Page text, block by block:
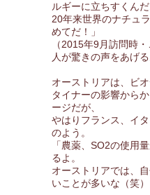
ルギーに立ちすくんだ
20年来世界のナチュ
めてだ！」
（2015年9月訪問時
人が驚きの声をあげる
オーストリアは、ビ
タイナーの影響から
ージだが、
やはりフランス、イ
のよう。
「農薬、SO2の使用
るよ。
オーストリアでは、
いことが多いな（笑）